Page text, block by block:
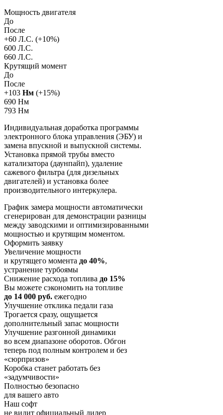
Мощность двигателя
До
После
+60 Л.С. (+10%)
600 Л.С.
660 Л.С.
Крутящий момент
До
После
+103 Нм (+15%)
690 Нм
793 Нм
Индивидуальная доработка программы
электронного блока управления (ЭБУ) и
замена впускной и выпускной системы.
Установка прямой трубы вместо
катализатора (даунпайп), удаление
сажевого фильтра (для дизельных
двигателей) и установка более
производительного интеркулера.
График замера мощности автоматически
сгенерирован для демонстрации разницы
между заводскими и оптимизированными
мощностью и крутящим моментом.
Оформить заявку
Увеличение мощности
и крутящего момента до 40%,
устранение турбоямы
Снижение расхода топлива до 15%
Вы можете сэкономить на топливе
до 14 000 руб. ежегодно
Улучшение отклика педали газа
Трогается сразу, ощущается
дополнительный запас мощности
Улучшение разгонной динамики
во всем диапазоне оборотов. Обгон
теперь под полным контролем и без
«сюрпризов»
Коробка станет работать без
«задумчивости»
Полностью безопасно
для вашего авто
Наш софт
не видит официальный дилер